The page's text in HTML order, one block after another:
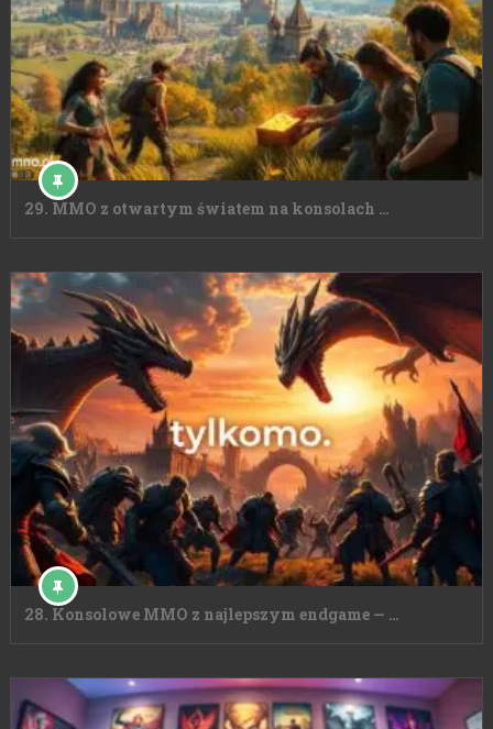
29. MMO z otwartym światem na konsolach …
28. Konsolowe MMO z najlepszym endgame — …